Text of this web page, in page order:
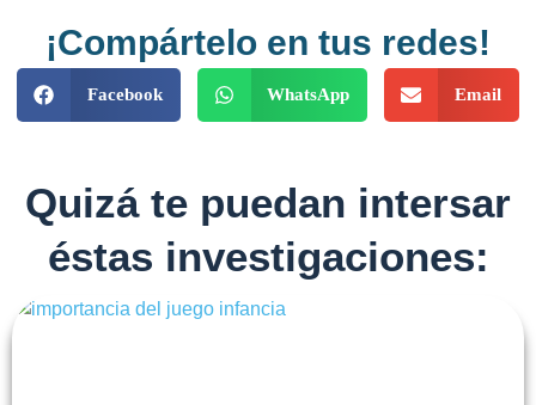
¡Compártelo en tus redes!
Facebook WhatsApp Email
Quizá te puedan intersar
éstas investigaciones: